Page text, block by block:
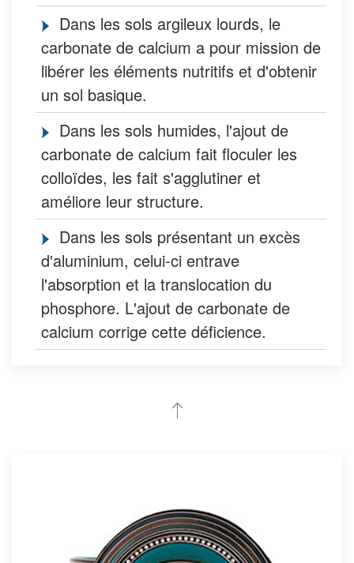
Dans les sols argileux lourds, le
carbonate de calcium a pour mission de
libérer les éléments nutritifs et d'obtenir
un sol basique.
Dans les sols humides, l'ajout de
carbonate de calcium fait floculer les
colloïdes, les fait s'agglutiner et
améliore leur structure.
Dans les sols présentant un excès
d'aluminium, celui-ci entrave
l'absorption et la translocation du
phosphore. L'ajout de carbonate de
calcium corrige cette déficience.